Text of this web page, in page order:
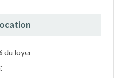
du loyer